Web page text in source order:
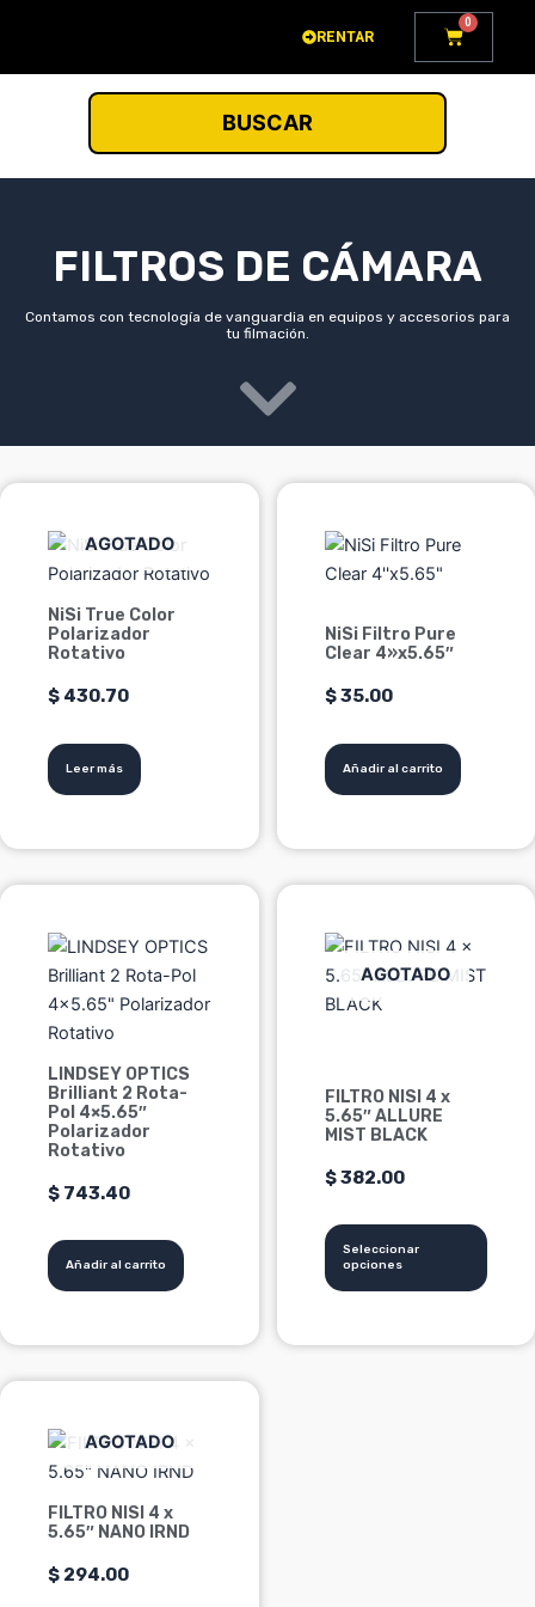
contenido
RENTAR
0
Carrito
BUSCAR
FILTROS DE CÁMARA
Contamos con tecnología de vanguardia en equipos y accesorios para
tu filmación.
AGOTADO
NiSi True Color
Polarizador
Rotativo
$ 430.70
Leer más
NiSi Filtro Pure
Clear 4»x5.65″
$35.00
Añadir al carrito
LINDSEY OPTICS
Brilliant 2 Rota-
Pol 4×5.65″
Polarizador
Rotativo
$ 743.40
Añadir al carrito
AGOTADO
FILTRO NISI 4 x
5.65″ ALLURE
MIST BLACK
$382.00
Seleccionar
opciones
tiene
múltiples
variantes.
se
pueden
en
página
de
AGOTADO
FILTRO NISI 4 x
5.65″ NANO IRND
$ 294.00
tiene
múltiples
variantes.
Las
opciones